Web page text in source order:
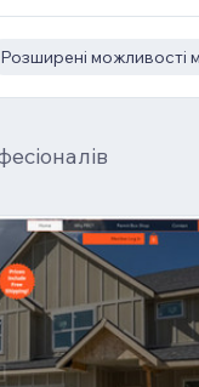
Розширені можливості